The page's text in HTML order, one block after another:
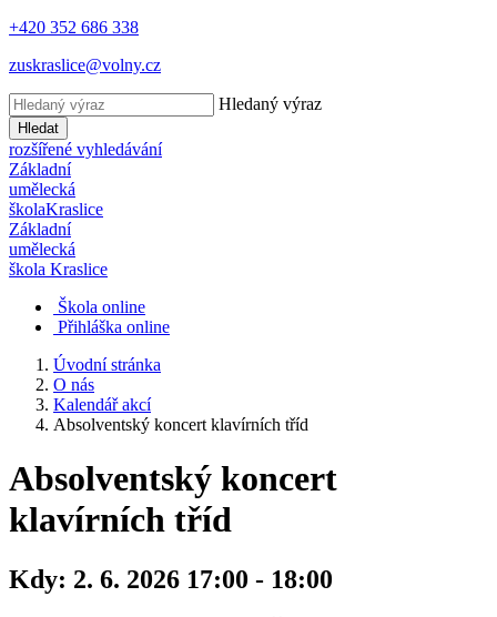
+420 352 686 338
zuskraslice@volny.cz
Hledaný výraz
Hledat
rozšířené vyhledávání
Základní
umělecká
školaKraslice
Základní
umělecká
škola Kraslice
Škola online
Přihláška online
Úvodní stránka
O nás
Kalendář akcí
Absolventský koncert klavírních tříd
Absolventský koncert
klavírních tříd
Kdy: 2. 6. 2026 17:00 - 18:00